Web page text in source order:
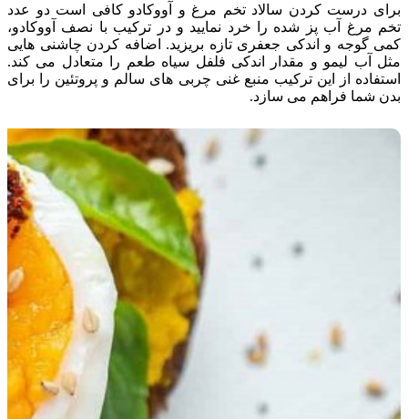
برای درست کردن سالاد تخم مرغ و آووکادو کافی است دو عدد
تخم مرغ آب پز شده را خرد نمایید و در ترکیب با نصف آووکادو،
کمی گوجه و اندکی جعفری تازه بریزید. اضافه کردن چاشنی هایی
مثل آب لیمو و مقدار اندکی فلفل سیاه طعم را متعادل می کند.
استفاده از این ترکیب منبع غنی چربی های سالم و پروتئین را برای
بدن شما فراهم می سازد.